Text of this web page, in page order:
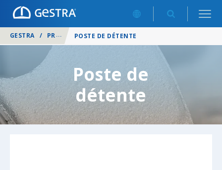
GESTRA / PRODUITS / SYSTÈMES ET SOLUTIONS GLOBALES
POSTE DE DÉTENTE
Poste de
détente